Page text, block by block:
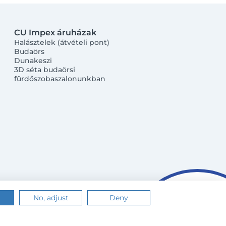
CU Impex áruházak
Halásztelek (átvételi pont)
Budaörs
Dunakeszi
3D séta budaörsi
fürdőszobaszalonunkban
No, adjust Deny